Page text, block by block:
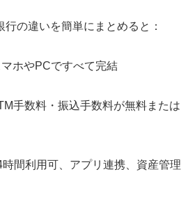
の違いを簡単にまとめると：
ホやPCですべて完結
手数料・振込手数料が無料または
間利用可、アプリ連携、資産管理